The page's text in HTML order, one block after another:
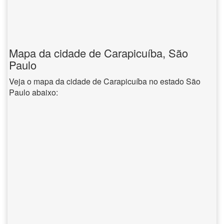
Mapa da cidade de Carapicuíba, São
Paulo
Veja o mapa da cidade de Carapicuíba no estado São
Paulo abaixo: